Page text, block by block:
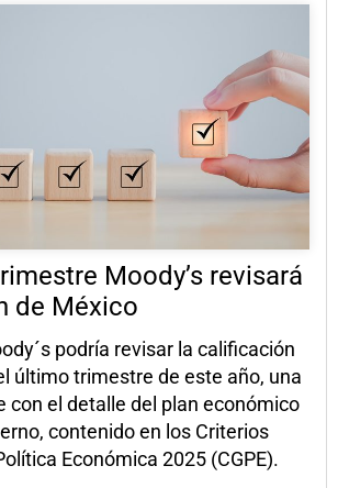
Moody’s revisará
de México
podría revisar la calificación
último trimestre de este año, una
con el detalle del plan económico
contenido en los Criterios
Económica 2025 (CGPE).